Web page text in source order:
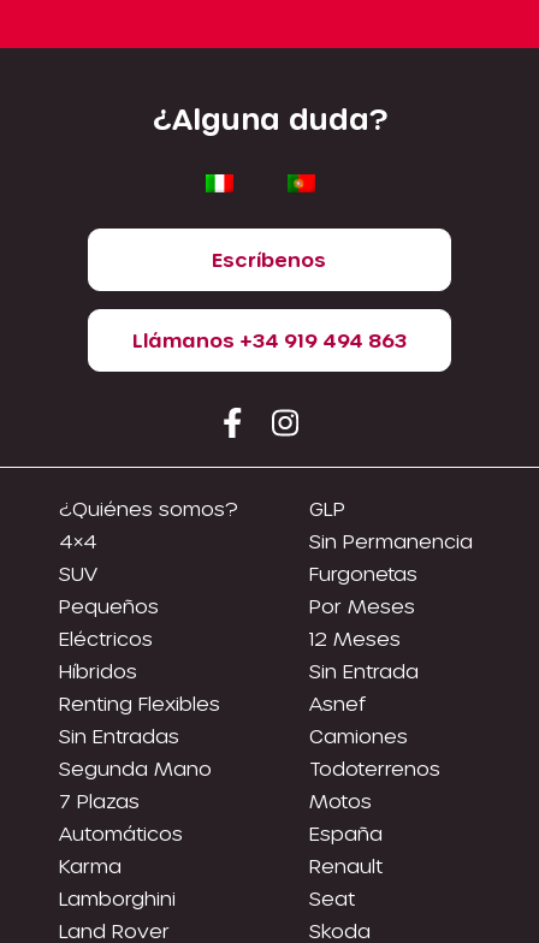
¿Alguna duda?
Escríbenos
Llámanos +34 919 494 863
¿Quiénes somos?
4×4
SUV
Pequeños
Eléctricos
Híbridos
Renting Flexibles
Sin Entradas
Segunda Mano
7 Plazas
Automáticos
Karma
Lamborghini
Land Rover
GLP
Sin Permanencia
Furgonetas
Por Meses
12 Meses
Sin Entrada
Asnef
Camiones
Todoterrenos
Motos
España
Renault
Seat
Skoda